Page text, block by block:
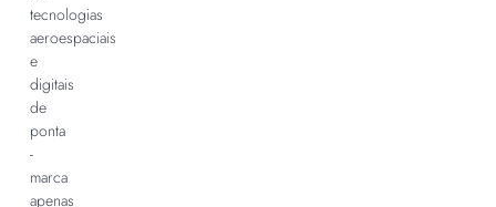
tecnologias
aeroespaciais
e
digitais
de
ponta
-
marca
apenas